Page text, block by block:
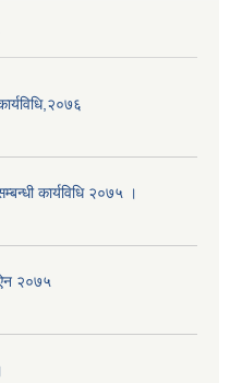
कार्यविधि २०७५ ।
ऐन २०७५